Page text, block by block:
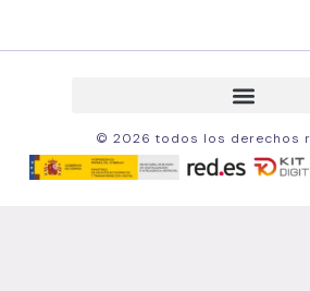
© 2026 todos los derechos